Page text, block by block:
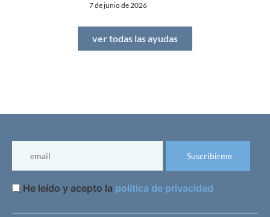
7 de junio de 2026
ver todas las ayudas
He leído y acepto la política de privacidad